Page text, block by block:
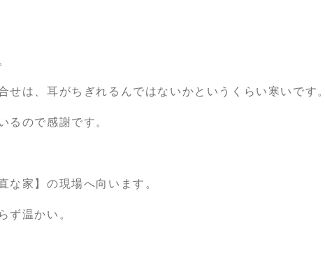
せは、耳がちぎれるんではないかというくらい寒いです。
るので感謝です。
な家】の現場へ向います。
ず温かい。